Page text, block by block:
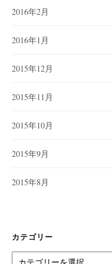
2016年2月
2016年1月
2015年12月
2015年11月
2015年10月
2015年9月
2015年8月
カテゴリー